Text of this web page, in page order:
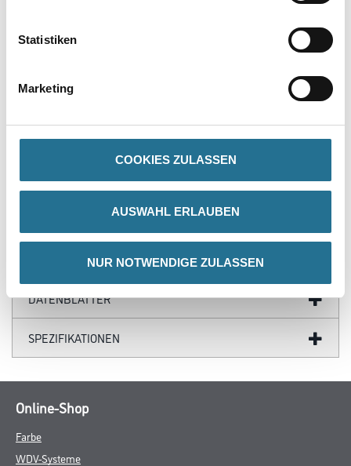
Statistiken
Marketing
COOKIES ZULASSEN
AUSWAHL ERLAUBEN
NUR NOTWENDIGE ZULASSEN
Die Herstellungstechnik gewährleistet eine feste und glatte
Oberfläche mit genauen Profilkanten sowie exakter Wiedergabe
Motivs. Gefräste Klebefläche für eine optimale Anhaftung des
Klebers.
GEFAHRENHINWEISE
DATENBLÄTTER
SPEZIFIKATIONEN
Online-Shop
Farbe
WDV-Systeme